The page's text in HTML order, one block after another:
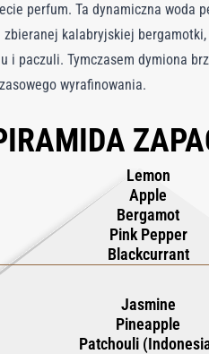
perfum. Ta dynamiczna woda
kalabryjskiej
i paczuli. Tymczasem dymiona
wyrafinowania.
Lemon
Apple
Bergamot
Pink Pepper
Blackcurrant
Jasmine
Pineapple
Patchouli